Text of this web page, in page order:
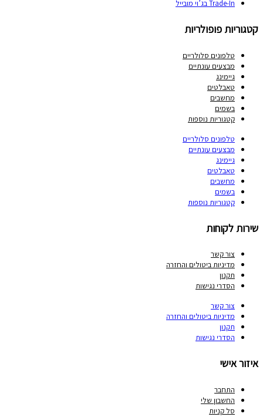
Trade-In בג’וי מובייל
קטגוריות פופולריות
טלפונים סלולריים
מבצעים עונתיים
גיימינג
טאבלטים
מחשבים
בשמים
קטגוריות נוספות
טלפונים סלולריים
מבצעים עונתיים
גיימינג
טאבלטים
מחשבים
בשמים
קטגוריות נוספות
שירות לקוחות
צור קשר
מדיניות ביטולים והחזרה
תקנון
הסדרי נגישות
צור קשר
מדיניות ביטולים והחזרה
תקנון
הסדרי נגישות
איזור אישי
התחבר
החשבון שלי
סל קניות